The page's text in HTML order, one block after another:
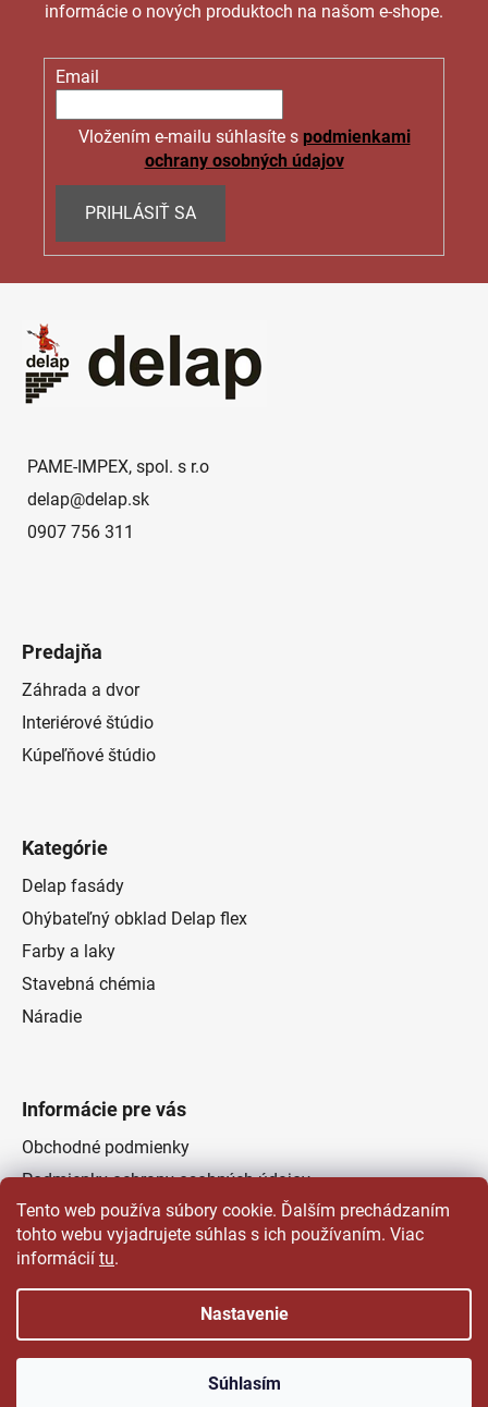
Tento web používa súbory cookie. Ďalším prechádzaním
tohto webu vyjadrujete súhlas s ich používaním. Viac
informácií tu.
Nastavenie
Súhlasím
informácie o nových produktoch na našom e-shope.
Email
Vložením e-mailu súhlasíte s podmienkami
ochrany osobných údajov
PRIHLÁSIŤ SA
PAME-IMPEX, spol. s r.o
delap@delap.sk
0907 756 311
Predajňa
Záhrada a dvor
Interiérové štúdio
Kúpeľňové štúdio
Kategórie
Delap fasády
Ohýbateľný obklad Delap flex
Farby a laky
Stavebná chémia
Náradie
Informácie pre vás
Obchodné podmienky
Podmienky ochrany osobných údajov
Odstúpenie od zmluvy
Kontakty
Vytvoril Shoptet a
Adatelier
Čertovsky dobré farby laky | Delap.sk